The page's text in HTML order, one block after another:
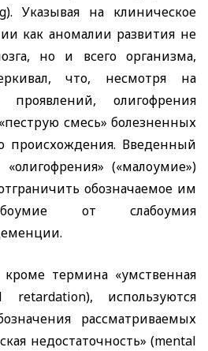
). Указывая на клиническое
как аномалии развития не
но и всего организма,
что, несмотря на
олигофрения
смесь» болезненных
происхождения. Введенный
(«малоумие»)
обозначаемое им
от слабоумия
термина «умственная
retardation), используются
рассматриваемых
недостаточность» (mental